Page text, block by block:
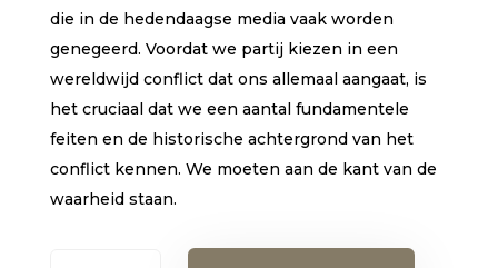
die in de hedendaagse media vaak worden
genegeerd. Voordat we partij kiezen in een
wereldwijd conflict dat ons allemaal aangaat, is
het cruciaal dat we een aantal fundamentele
feiten en de historische achtergrond van het
conflict kennen. We moeten aan de kant van de
waarheid staan.